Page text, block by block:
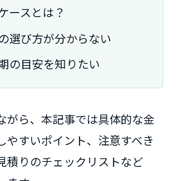
ースとは？
選び方が分からない
の目安を知りたい
がら、本記事では具体的な金
すいポイント、注意すべき
積りのチェックリストなど